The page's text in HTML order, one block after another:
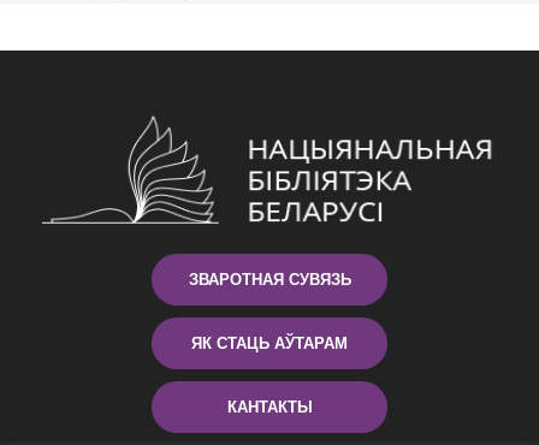
ЗВАРОТНАЯ СУВЯЗЬ
ЯК СТАЦЬ АЎТАРАМ
КАНТАКТЫ